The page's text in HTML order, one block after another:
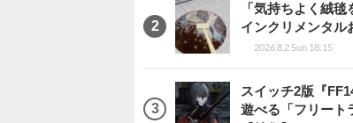
「気持ちよく絨
インクリメンタル
2026.8.2 Sun 18:15
スイッチ2版『
遊べる「フリート